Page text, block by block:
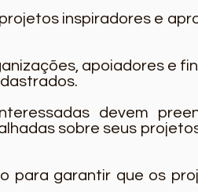
inspiradores e
apoiadores e
devem
sobre seus
para garantir que os